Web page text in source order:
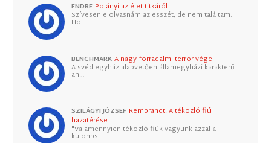
ENDRE Polányi az élet titkáról
Szívesen elolvasnám az esszét, de nem találtam.
Ho…
BENCHMARK A nagy forradalmi terror vége
A svéd egyház alapvetően államegyházi karakterű
an…
SZILÁGYI JÓZSEF Rembrandt: A tékozló fiú
hazatérése
"Valamennyien tékozló fiúk vagyunk azzal a
különbs…